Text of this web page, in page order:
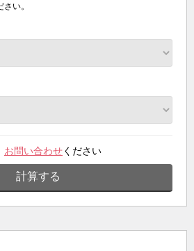
い。
お問い合わせください
計算する